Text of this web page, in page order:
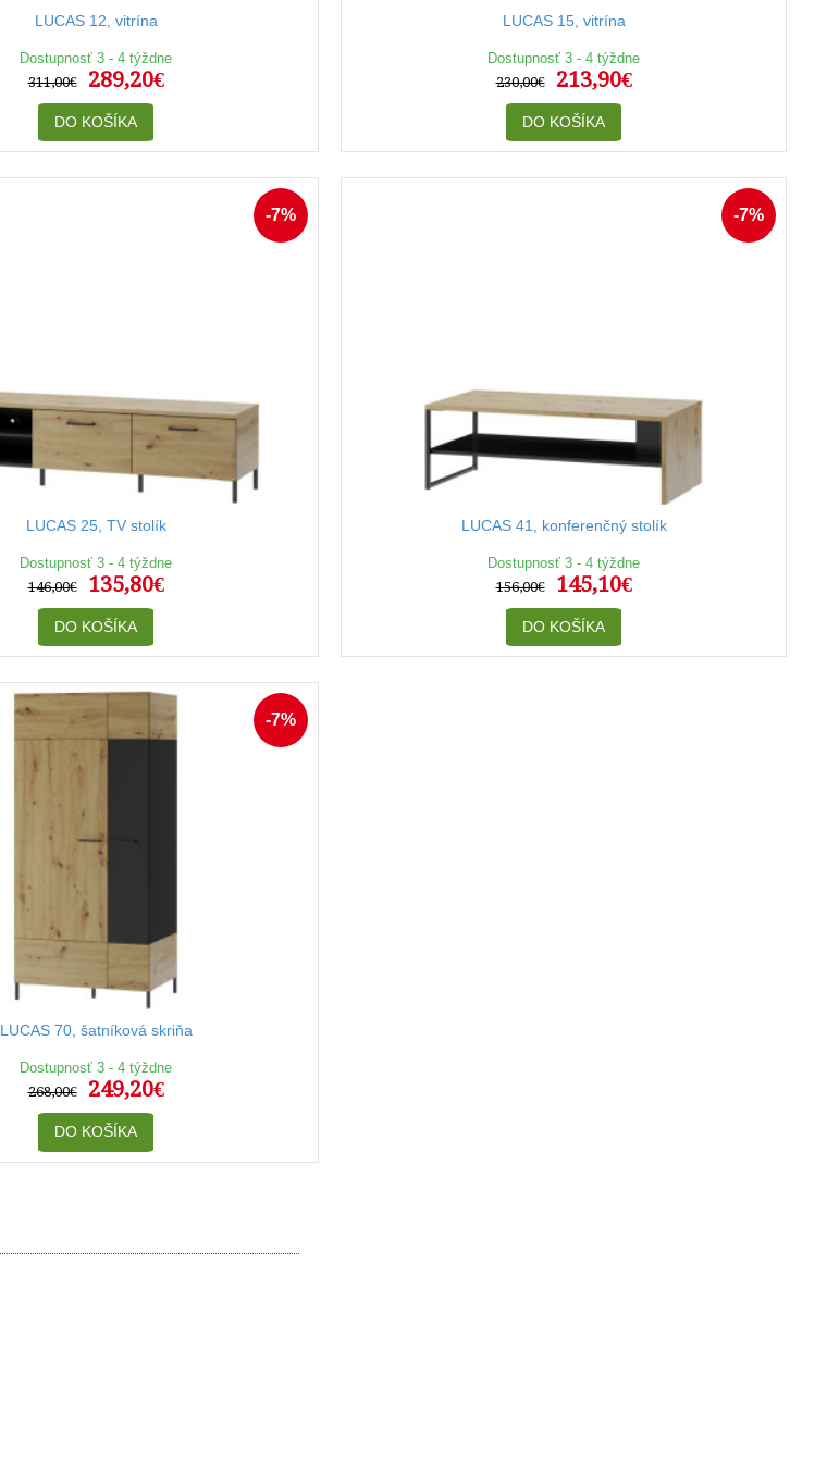
LUCAS 12, vitrína
Dostupnosť 3 - 4 týždne
311,00€
289,20€
DO KOŠÍKA
LUCAS 15, vitrína
Dostupnosť 3 - 4 týždne
230,00€
213,90€
DO KOŠÍKA
-7%
LUCAS 25, TV stolík
Dostupnosť 3 - 4 týždne
146,00€
135,80€
DO KOŠÍKA
-7%
LUCAS 41, konferenčný stolík
Dostupnosť 3 - 4 týždne
156,00€
145,10€
DO KOŠÍKA
-7%
LUCAS 70, šatníková skriňa
Dostupnosť 3 - 4 týždne
268,00€
249,20€
DO KOŠÍKA